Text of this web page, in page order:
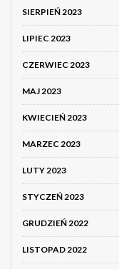
SIERPIEŃ 2023
LIPIEC 2023
CZERWIEC 2023
MAJ 2023
KWIECIEŃ 2023
MARZEC 2023
LUTY 2023
STYCZEŃ 2023
GRUDZIEŃ 2022
LISTOPAD 2022